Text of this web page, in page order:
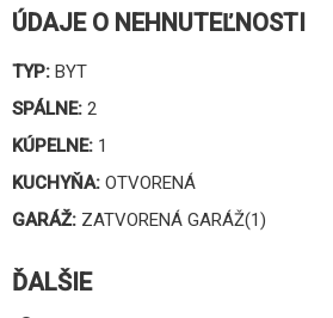
ÚDAJE O NEHNUTEĽNOSTI
TYP: BYT
SPÁLNE: 2
KÚPELNE: 1
KUCHYŇA: OTVORENÁ
GARÁŽ: ZATVORENÁ GARÁŽ(1)
ĎALŠIE